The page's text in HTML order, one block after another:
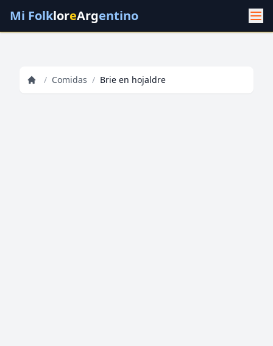
Mi FolkloreArgentino
/ Comidas / Brie en hojaldre